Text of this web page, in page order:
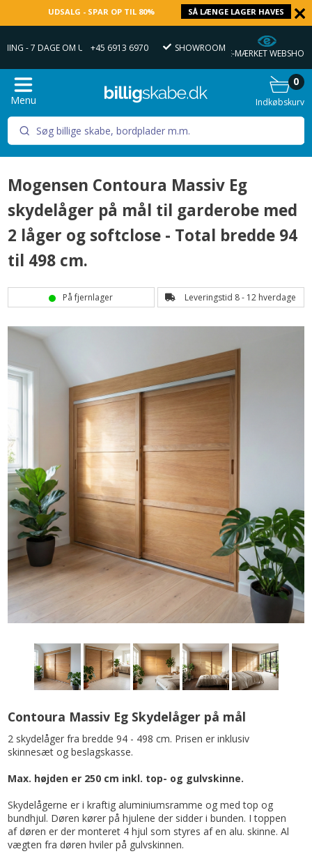
UDSALG - SPAR OP TIL 80% SÅ LÆNGE LAGER HAVES
- 7 DAGE OM UGEN 9 - 22
+45 6913 6970 SHOWROOM E-MÆRKET WEBSHOP
Menu Indkøbskurv
0
Mogensen Contoura Massiv Eg
skydelåger på mål til garderobe med
2 låger og softclose - Total bredde 94
til 498 cm.
På fjernlager Leveringstid 8 - 12 hverdage
Contoura Massiv Eg Skydelåger på mål
2 skydelåger fra bredde 94 - 498 cm. Prisen er inklusiv
skinnesæt og beslagskasse.
Max. højden er 250 cm inkl. top- og gulvskinne.
Skydelågerne er i kraftig aluminiumsramme og med top og
bundhjul. Døren kører på hjulene der sidder i bunden. I toppen
af døren er der monteret 4 hjul som styres af en alu. skinne. Al
vægten fra døren hviler på gulvskinnen.